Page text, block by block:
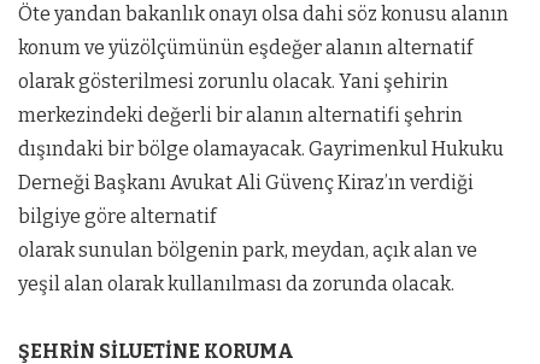
Öte yandan bakanlık onayı olsa dahi söz konusu alanın
konum ve yüzölçümünün eşdeğer alanın alternatif
olarak gösterilmesi zorunlu olacak. Yani şehirin
merkezindeki değerli bir alanın alternatifi şehrin
dışındaki bir bölge olamayacak. Gayrimenkul Hukuku
Derneği Başkanı Avukat Ali Güvenç Kiraz’ın verdiği
bilgiye göre alternatif
olarak sunulan bölgenin park, meydan, açık alan ve
yeşil alan olarak kullanılması da zorunda olacak.
ŞEHRİN SİLUETİNE KORUMA